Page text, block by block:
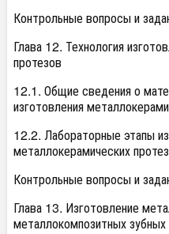
Контрольные вопросы и
Глава 12. Технология
протезов
12.1. Общие сведения о
изготовления
12.2. Лабораторные этапы
металлокерамических
Контрольные вопросы и
Глава 13. Изготовление
металлокомпозитных зубных